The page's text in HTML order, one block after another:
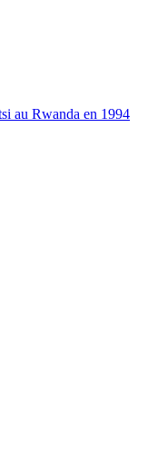
au Rwanda en 1994